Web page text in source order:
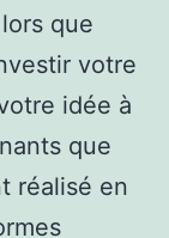
que
votre
idée à
que
réalisé en